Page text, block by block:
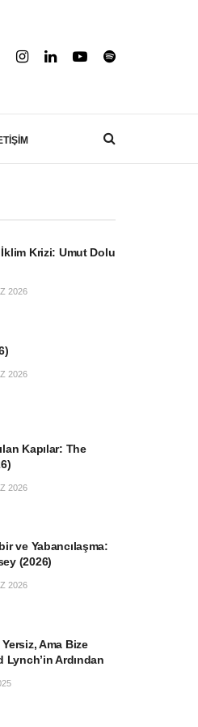
Krizi: Umut Dolu
2026
2026
Kapılar: The
2026
ve Yabancılaşma:
(2026)
2026
Yersiz, Ama Bize
Lynch’in Ardından